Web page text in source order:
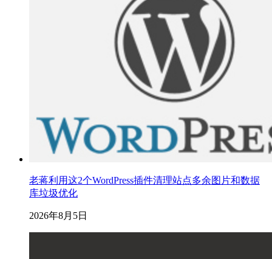
老蒋利用这2个WordPress插件清理站点多余图片和数据
库垃圾优化
2026年8月5日